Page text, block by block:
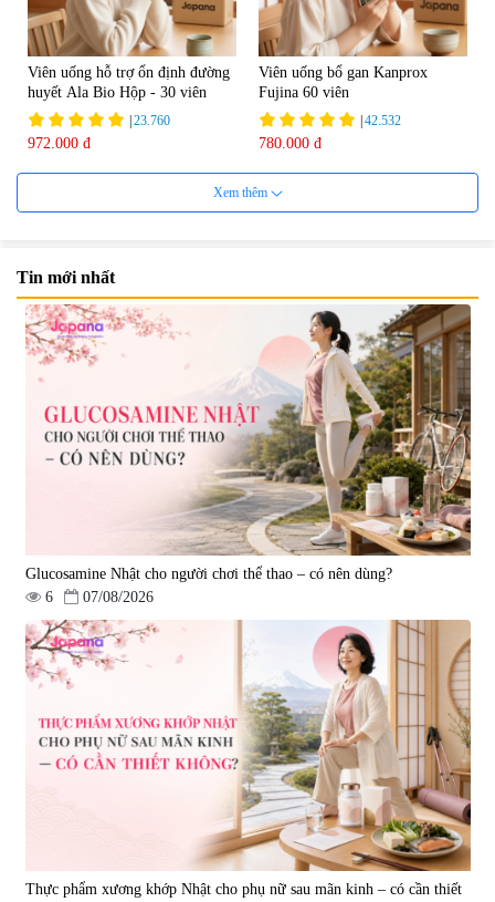
Viên uống hỗ trợ ổn định đường
huyết Ala Bio Hộp - 30 viên
|23.760
972.000 đ
Viên uống bổ gan Kanprox
Fujina 60 viên
|42.532
780.000 đ
Viên uống bổ gan Ribeto Shoji
|543.205
690.000 đ
Viên uống hỗ trợ giải độc và
phục hồi chức năng gan Biken
Liver Ex 120 viên - Date
07/2027
|0
1.390.000 đ
Viên uống hỗ trợ tim mạch AFC
Rich Coenzyme Q10 - 120 viên
| 2.546
2.890.000 đ
Viên uống tăng cường miễn dịch
Ribeto Shoji Fukujyusen 180
viên
32.160
9.850.000 đ
Xem thêm
Tin mới nhất
Glucosamine Nhật cho người chơi thể thao – có nên dùng?
6
07/08/2026
Thực phẩm xương khớp Nhật cho phụ nữ sau mãn kinh – có cần thiết